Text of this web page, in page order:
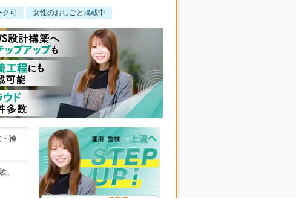
ク可 女性のおしごと掲載中
・神
、